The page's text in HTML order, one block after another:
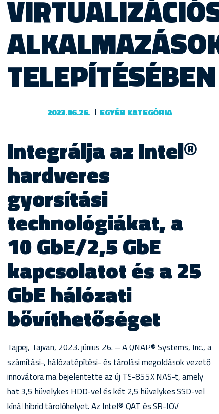
TELEPÍTÉSÉBEN
2023.06.26. EGYÉB KATEGÓRIA
Integrálja az Intel®
hardveres
gyorsítási
technológiákat, a
10 GbE/2,5 GbE
kapcsolatot és a 25
GbE hálózati
bővíthetőséget
Tajpej, Tajvan, 2023. június 26. – A QNAP® Systems, Inc., a
számítási-, hálózatépítési- és tárolási megoldások vezető
innovátora ma bejelentette az új TS-855X NAS-t, amely
hat 3,5 hüvelykes HDD-vel és két 2,5 hüvelykes SSD-vel
kínál hibrid tárolóhelyet. Az Intel® QAT és SR-IOV